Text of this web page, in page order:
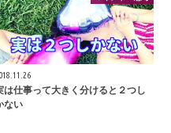
は仕事って大きく分けると２つし
ない